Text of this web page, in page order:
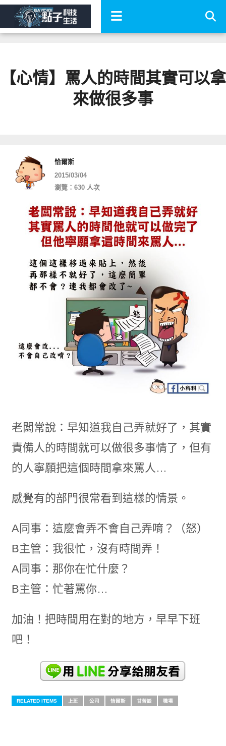
【心情】罵人的時間其實可以拿
來做很多事
恰爾斯
2015/03/04
瀏覽：630 人次
老闆常說：早知道我自己弄就好了，其實
責備人的時間就可以做很多事情了，但有
的人寧願把這個時間拿來罵人…
感覺有的部門很常看到這樣的情景。
A同事：這麼會弄不會自己弄唷？（怒）
B主管：我很忙，沒有時間弄！
A同事：那你在忙什麼？
B主管：忙著罵你…
加油！把時間用在對的地方，早早下班
吧！
RELATED ITEMS 上班 公司 恰爾斯 甘苦談 職場